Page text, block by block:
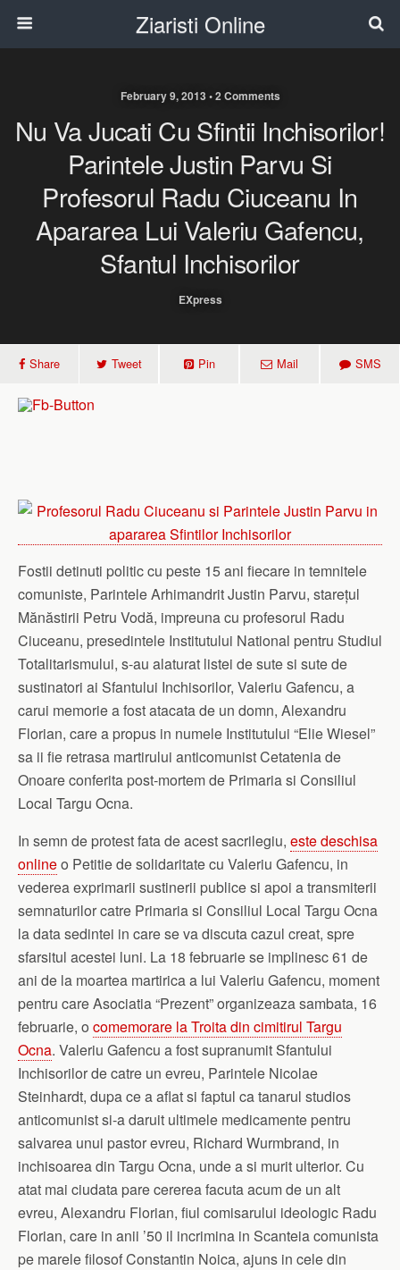
Ziaristi Online
February 9, 2013 • 2 Comments
Nu Va Jucati Cu Sfintii Inchisorilor!
Parintele Justin Parvu Si
Profesorul Radu Ciuceanu In
Apararea Lui Valeriu Gafencu,
Sfantul Inchisorilor
EXpress
Share Tweet Pin Mail SMS
Fostii detinuti politic cu peste 15 ani fiecare in temnitele
comuniste, Parintele Arhimandrit Justin Parvu, starețul
Mănăstirii Petru Vodă, impreuna cu profesorul Radu
Ciuceanu, presedintele Institutului National pentru Studiul
Totalitarismului, s-au alaturat listei de sute si sute de
sustinatori ai Sfantului Inchisorilor, Valeriu Gafencu, a
carui memorie a fost atacata de un domn, Alexandru
Florian, care a propus in numele Institutului “Elie Wiesel”
sa ii fie retrasa martirului anticomunist Cetatenia de
Onoare conferita post-mortem de Primaria si Consiliul
Local Targu Ocna.
In semn de protest fata de acest sacrilegiu, este deschisa
onlineo Petitie de solidaritate cu Valeriu Gafencu, in
vederea exprimarii sustinerii publice si apoi a transmiterii
semnaturilor catre Primaria si Consiliul Local Targu Ocna
la data sedintei in care se va discuta cazul creat, spre
sfarsitul acestei luni. La 18 februarie se implinesc 61 de
ani de la moartea martirica a lui Valeriu Gafencu, moment
pentru care Asociatia “Prezent” organizeaza sambata, 16
februarie, o comemorare la Troita din cimitirul Targu
Ocna. Valeriu Gafencu a fost supranumit Sfantului
Inchisorilor de catre un evreu, Parintele Nicolae
Steinhardt, dupa ce a aflat si faptul ca tanarul studios
anticomunist si-a daruit ultimele medicamente pentru
salvarea unui pastor evreu, Richard Wurmbrand, in
inchisoarea din Targu Ocna, unde a si murit ulterior. Cu
atat mai ciudata pare cererea facuta acum de un alt
evreu, Alexandru Florian, fiul comisarului ideologic Radu
Florian, care in anii ’50 il incrimina in Scanteia comunista
pe marele filosof Constantin Noica, ajuns in cele din